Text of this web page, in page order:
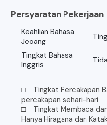
Persyaratan Pekerjaan
Keahlian Bahasa
Jeoang
Tingkat Bahasa
Inggris
□ Tingkat Percakapan
percakapan sehari-hari
□ Tingkat Membaca dan
Hanya Hiragana dan